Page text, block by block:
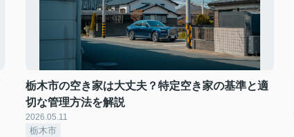
栃木市の空き家は大丈夫？特定空き家の基準と適
切な管理方法を解説
2026.05.11
栃木市